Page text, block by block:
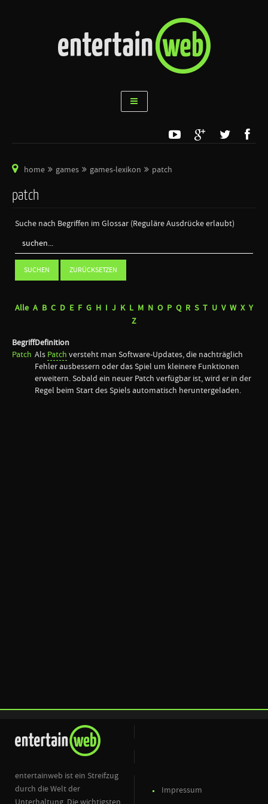
home games games-lexikon patch
patch
Suche nach Begriffen im Glossar (Reguläre Ausdrücke erlaubt)
Alle A B C D E F G H I J K L M N O P Q R S T U V W X Y
Z
BegriffDefinition
Patch Als Patch versteht man Software-Updates, die nachträglich
Fehler ausbessern oder das Spiel um kleinere Funktionen
erweitern. Sobald ein neuer Patch verfügbar ist, wird er in der
Regel beim Start des Spiels automatisch heruntergeladen.
entertainweb ist ein Streifzug
durch die Welt der
Impressum